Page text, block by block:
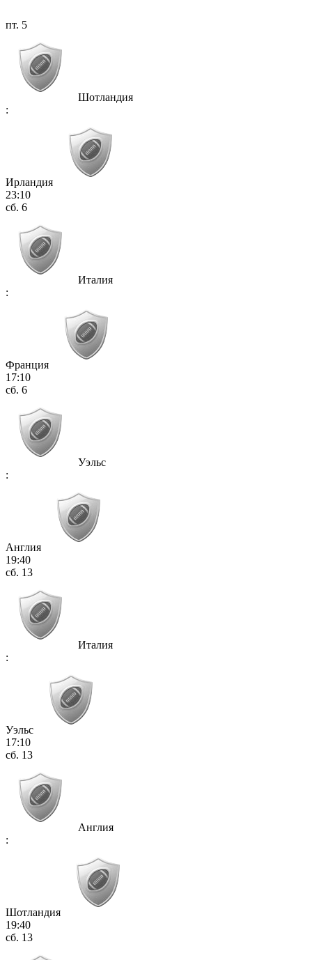
пт. 5
Шотландия
:
Ирландия
23:10
сб. 6
Италия
:
Франция
17:10
сб. 6
Уэльс
:
Англия
19:40
сб. 13
Италия
:
Уэльс
17:10
сб. 13
Англия
:
Шотландия
19:40
сб. 13